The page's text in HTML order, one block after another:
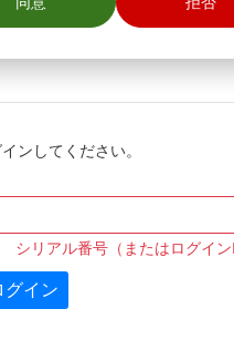
ンしてください。
シリアル番号（またはログイ
グイン